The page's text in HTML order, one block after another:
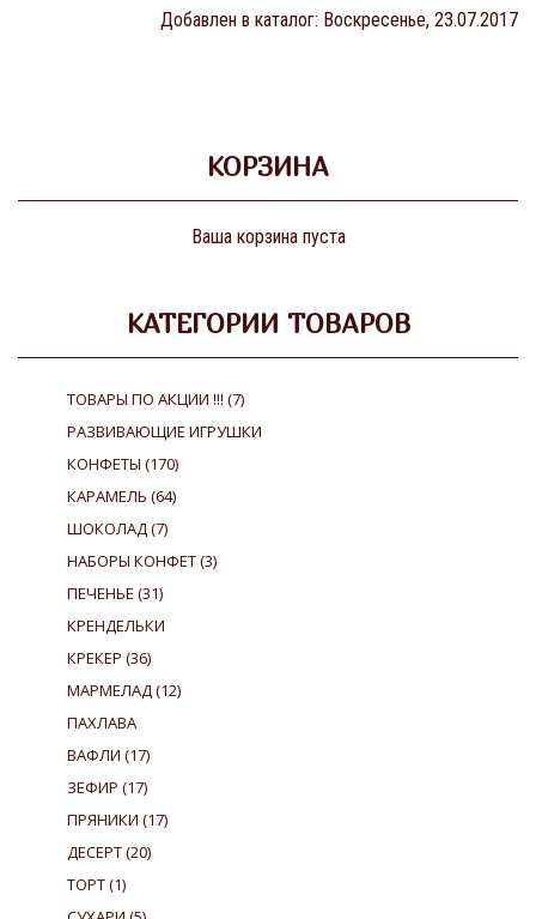
Добавлен в каталог: Воскресенье, 23.07.2017
КОРЗИНА
Ваша корзина пуста
КАТЕГОРИИ ТОВАРОВ
ТОВАРЫ ПО АКЦИИ !!! (7)
РАЗВИВАЮЩИЕ ИГРУШКИ
КОНФЕТЫ (170)
КАРАМЕЛЬ (64)
ШОКОЛАД(7)
НАБОРЫ КОНФЕТ(3)
ПЕЧЕНЬЕ (31)
КРЕНДЕЛЬКИ
КРЕКЕР (36)
МАРМЕЛАД(12)
ПАХЛАВА
ВАФЛИ (17)
ЗЕФИР (17)
ПРЯНИКИ (17)
ДЕСЕРТ(20)
ТОРТ(1)